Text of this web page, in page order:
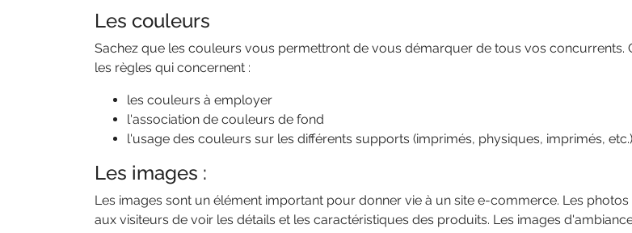
Les couleurs
Sachez que les couleurs vous permettront de vous démarquer de tous vos
les règles qui concernent :
les couleurs à employer
l'association de couleurs de fond
l'usage des couleurs sur les différents supports (imprimés, physiques, imprimés, etc.)
Les images :
Les images sont un élément important pour donner vie à un site e-commerce. Les
aux visiteurs de voir les détails et les caractéristiques des produits. Les images